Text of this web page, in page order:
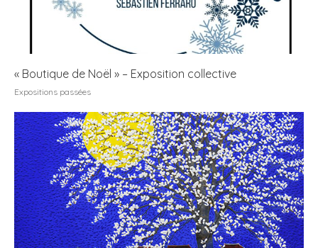
« Boutique de Noël » – Exposition collective
Expositions passées